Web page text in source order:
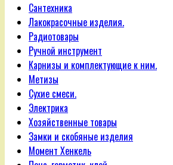
Сантехника
Лакокрасочные изделия.
Радиотовары
Ручной инструмент
Карнизы и комплектующие к ним.
Метизы
Сухие смеси.
Электрика
Хозяйственные товары
Замки и скобяные изделия
Момент Хенкель